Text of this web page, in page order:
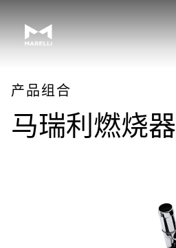
产品组合
马瑞利燃烧器